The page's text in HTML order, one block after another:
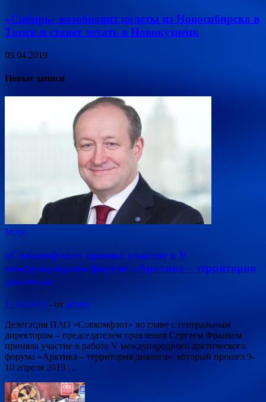
«Сибирь» возобновит полеты из Новосибирска в
Томск и станет летать в Новокузнецк
09.04.2019
Новые записи
Море
«Совкомфлот» принял участие в V
международном форуме «Арктика – территория
диалога»
11.04.2019 - от admin
Делегация ПАО «Совкомфлот» во главе с генеральным
директором – председателем правления Сергеем Франком
приняла участие в работе V международного арктического
форума «Арктика – территория диалога», который прошел 9-
10 апреля 2019 …